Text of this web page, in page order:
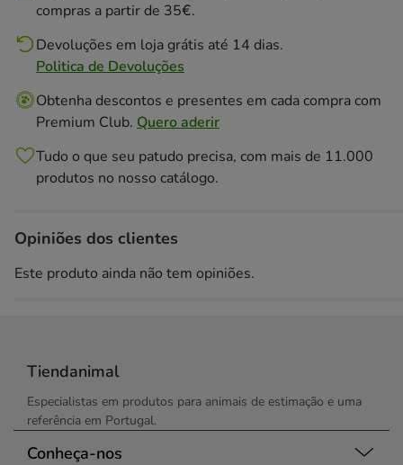
compras a partir de 35€.
Devoluções em loja grátis até 14 dias.
Politica de Devoluções
Obtenha descontos e presentes em cada compra com
Premium Club. Quero aderir
Tudo o que seu patudo precisa, com mais de 11.000
produtos no nosso catálogo.
Opiniões dos clientes
Este produto ainda não tem opiniões.
Tiendanimal
Especialistas em produtos para animais de estimação e uma
referência em Portugal.
Conheça-nos